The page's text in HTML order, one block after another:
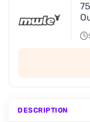
DESCRIPTION